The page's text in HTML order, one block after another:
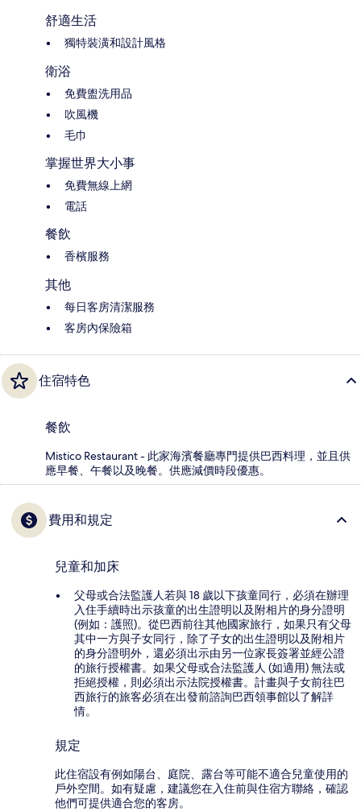
舒適生活
獨特裝潢和設計風格
衛浴
免費盥洗用品
吹風機
毛巾
掌握世界大小事
免費無線上網
電話
餐飲
香檳服務
其他
每日客房清潔服務
客房內保險箱
住宿特色
餐飲
Mistico Restaurant - 此家海濱餐廳專門提供巴西料理，並且供
應早餐、午餐以及晚餐。供應減價時段優惠。
費用和規定
兒童和加床
父母或合法監護人若與 18 歲以下孩童同行，必須在辦理
入住手續時出示孩童的出生證明以及附相片的身分證明
(例如：護照)。從巴西前往其他國家旅行，如果只有父母
其中一方與子女同行，除了子女的出生證明以及附相片
的身分證明外，還必須出示由另一位家長簽署並經公證
的旅行授權書。如果父母或合法監護人 (如適用) 無法或
拒絕授權，則必須出示法院授權書。計畫與子女前往巴
西旅行的旅客必須在出發前諮詢巴西領事館以了解詳
情。
規定
此住宿設有例如陽台、庭院、露台等可能不適合兒童使用的
戶外空間。如有疑慮，建議您在入住前與住宿方聯絡，確認
他們可提供適合您的客房。